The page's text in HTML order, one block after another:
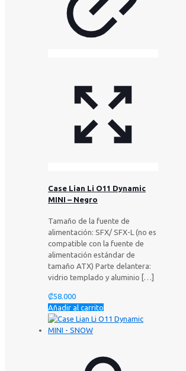
Case Lian Li O11 Dynamic
MINI – Negro
Tamaño de la fuente de
alimentación: SFX/ SFX-L (no es
compatible con la fuente de
alimentación estándar de
tamaño ATX) Parte delantera:
vidrio templado y aluminio […]
₡58.000
Añadir al carrito